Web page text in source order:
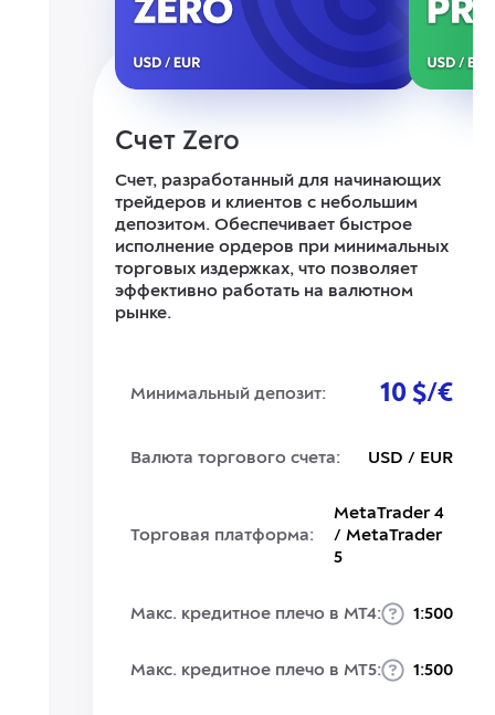
Счет Zero
Счет, разработанный для начинающих
трейдеров и клиентов с небольшим
депозитом. Обеспечивает быстрое
исполнение ордеров при минимальных
торговых издержках, что позволяет
эффективно работать на валютном
рынке.
Минимальный депозит: 10 $/€
Валюта торгового счета: USD / EUR
Торговая платформа:
MetaTrader 4
/ MetaTrader
5
Макс. кредитное плечо в MT4: 1:500
Макс. кредитное плечо в MT5: 1:500